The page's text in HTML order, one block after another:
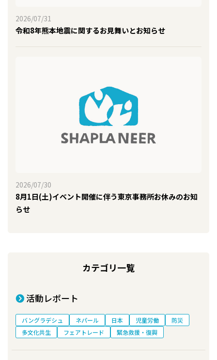
2026/07/31
令和8年熊本地震に関するお見舞いとお知らせ
2026/07/30
8月1日(土)イベント開催に伴う東京事務所お休みのお知
らせ
カテゴリ一覧
活動レポート
バングラデシュ ネパール 日本 児童労働
防災
多文化共生
フェアトレード 緊急救援・復興